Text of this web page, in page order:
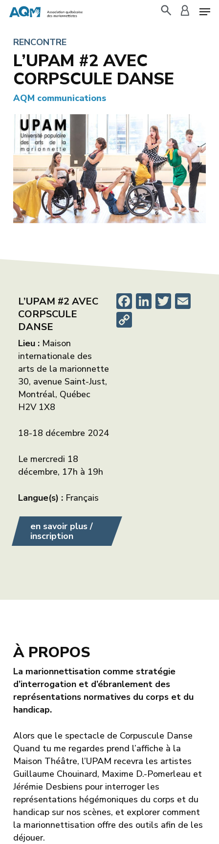
Skip
content
RENCONTRE
L’UPAM #2 AVEC
CORPSCULE DANSE
AQM communications
L’UPAM #2 AVEC
CORPSCULE
DANSE
Lieu :Maison
internationale des
arts de la marionnette
30, avenue Saint-Just,
Montréal, Québec
H2V 1X8
18-18 décembre 2024
Le mercredi 18
décembre, 17h à 19h
Langue(s) :Français
en savoir plus /
inscription
Facebook
LinkedIn
Copy
À PROPOS
La marionnettisation comme stratégie
d’interrogation et d’ébranlement des
représentations normatives du corps et du
handicap.
Alors que le spectacle de Corpuscule Danse
Quand tu me regardes prend l’affiche à la
Maison Théâtre, l’UPAM recevra les artistes
Guillaume Chouinard, Maxime D.-Pomerleau et
Jérémie Desbiens pour interroger les
représentations hégémoniques du corps et du
handicap sur nos scènes, et explorer comment
la marionnettisation offre des outils afin de les
déjouer.